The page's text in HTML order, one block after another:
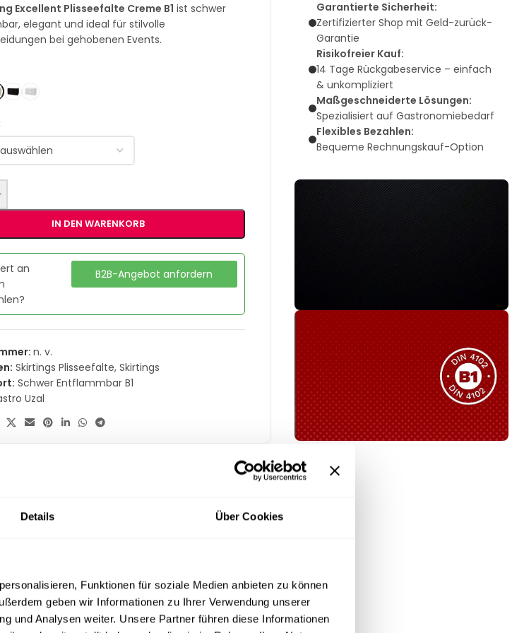
Details Über Cookies
Funktionen für soziale Medien anbieten zu können
geben wir Informationen zu Ihrer Verwendung unserer
und Analysen weiter. Unsere Partner führen diese Informationen
Excellent Plisseefalte Creme B1 ist schwer
elegant und ideal für stilvolle
bei gehobenen Events.
IN DEN WARENKORB
an
B2B-Angebot anfordern
n. v.
Skirtings Plisseefalte, Skirtings
Schwer Entflammbar B1
Uzal
Stilvolle & sichere
dankB1-Zertifizierung nach DIN 4102. Die
, ideal fürHochzeiten, Bankette, Galas, Messen
Garantierte Sicherheit:
Zertifizierter Shop mit Geld-zurück-
Garantie
Risikofreier Kauf:
14 Tage Rückgabeservice – einfach
& unkompliziert
Maßgeschneiderte Lösungen:
Spezialisiert auf Gastronomiebedarf
Flexibles Bezahlen:
Bequeme Rechnungskauf-Option
Sie haben nicht das passende
Produkt gefunden?
Wir helfen Ihnen gerne weiter!
B1 Zertifiziert